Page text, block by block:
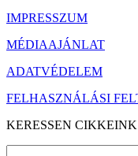
IMPRESSZUM
MÉDIAAJÁNLAT
ADATVÉDELEM
FELHASZNÁLÁSI
KERESSEN